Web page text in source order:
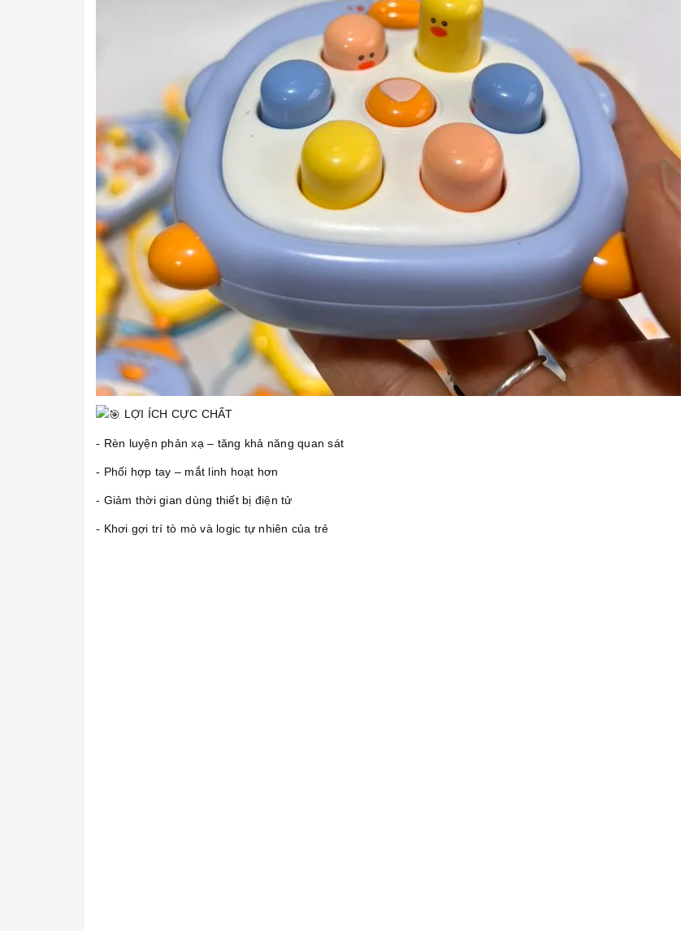
LỢI ÍCH CỰC CHẤT
- Rèn luyện phản xạ – tăng khả năng quan sát
- Phối hợp tay – mắt linh hoạt hơn
- Giảm thời gian dùng thiết bị điện tử
- Khơi gợi trí tò mò và logic tự nhiên của trẻ